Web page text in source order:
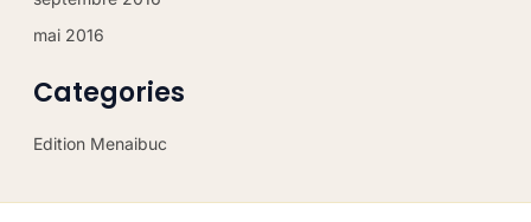
mai 2016
Categories
Edition Menaibuc